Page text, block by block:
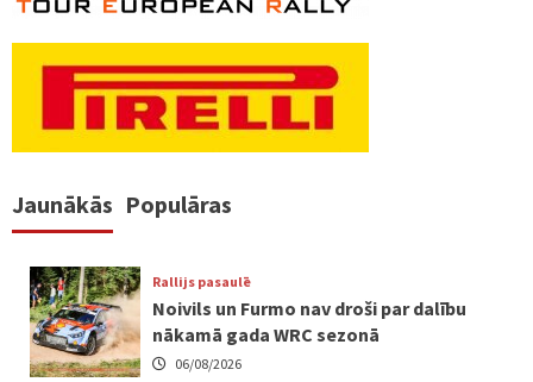
Jaunākās Populāras
Rallijs pasaulē
Noivils un Furmo nav droši par dalību
nākamā gada WRC sezonā
06/08/2026